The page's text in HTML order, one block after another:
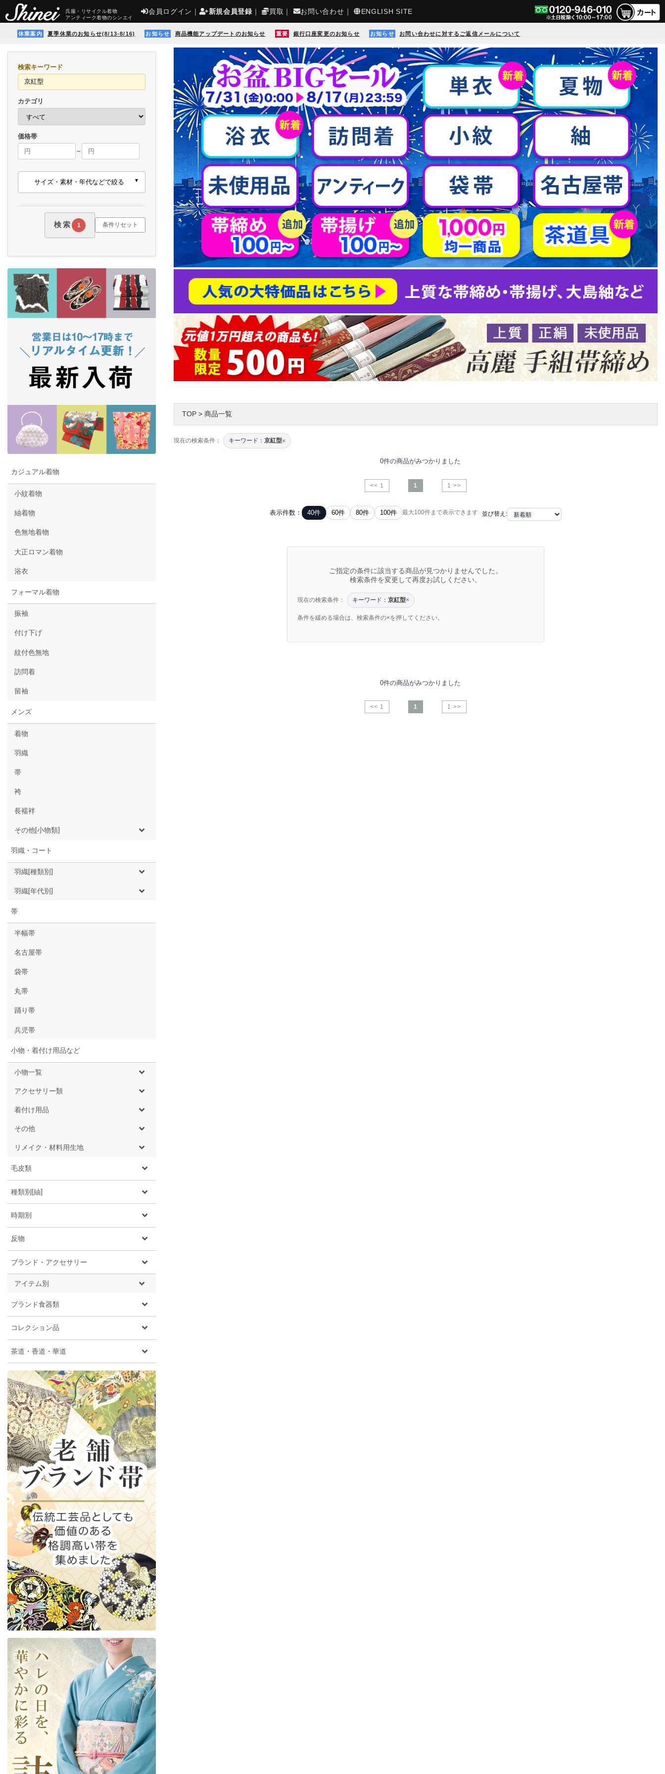
呉服・リサイクル着物
アンティーク着物のシンエイ
会員ログイン ｜ 新規会員登録 ｜ 買取 ｜ お問い合わせ ｜ ENGLISH SITE
休業案内 夏季休業のお知らせ(8/13-8/16) お知らせ 商品機能アップデートのお知らせ 重要 銀行口座変更のお知らせ お知らせ お問い合わせに対するご返信メールについて
検索キーワード
カテゴリ
価格帯
～
サイズ・素材・年代などで絞る
検索 1 条件リセット
カジュアル着物
小紋着物
紬着物
色無地着物
大正ロマン着物
浴衣
フォーマル着物
振袖
付け下げ
紋付色無地
訪問着
留袖
メンズ
着物
羽織
帯
袴
長襦袢
その他[小物類]
羽織・コート
羽織[種類別]
羽織[年代別]
帯
半幅帯
名古屋帯
袋帯
丸帯
踊り帯
兵児帯
小物・着付け用品など
小物一覧
アクセサリー類
着付け用品
その他
リメイク・材料用生地
毛皮類
種類別[紬]
時期別
反物
ブランド・アクセサリー
アイテム別
ブランド食器類
コレクション品
茶道・香道・華道
TOP > 商品一覧
現在の検索条件： キーワード： 京紅型×
0件の商品がみつかりました
<< 1 1 1 >>
表示件数： 40件 60件 80件 100件 最大100件まで表示できます 並び替え:
ご指定の条件に該当する商品が見つかりませんでした。
検索条件を変更して再度お試しください。
現在の検索条件： キーワード： 京紅型×
条件を緩める場合は、検索条件の×を押してください。
0件の商品がみつかりました
<< 1 1 1 >>